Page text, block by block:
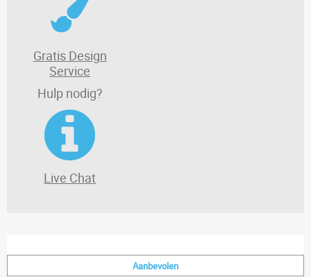
Gratis Design
Service
Hulp nodig?
Live Chat
Aanbevolen